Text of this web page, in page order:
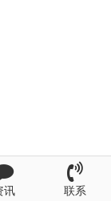
讯 联系